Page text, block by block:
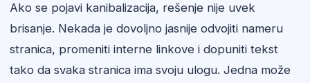
Ako se pojavi kanibalizacija, rešenje nije uvek
brisanje. Nekada je dovoljno jasnije odvojiti nameru
stranica, promeniti interne linkove i dopuniti tekst
tako da svaka stranica ima svoju ulogu. Jedna može